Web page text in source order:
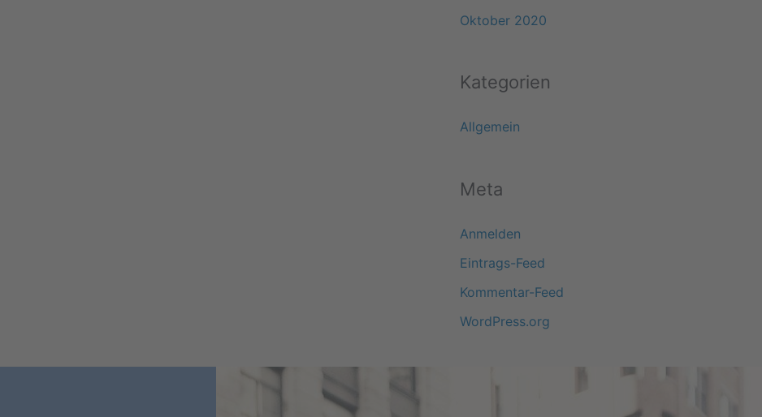
Oktober 2020
Kategorien
Allgemein
Meta
Anmelden
Eintrags-Feed
Kommentar-Feed
WordPress.org